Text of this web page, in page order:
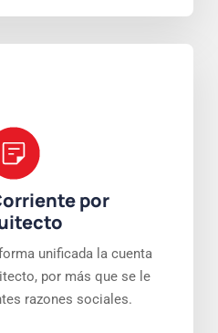
por
unificada la cuenta
por más que se le
razones sociales.